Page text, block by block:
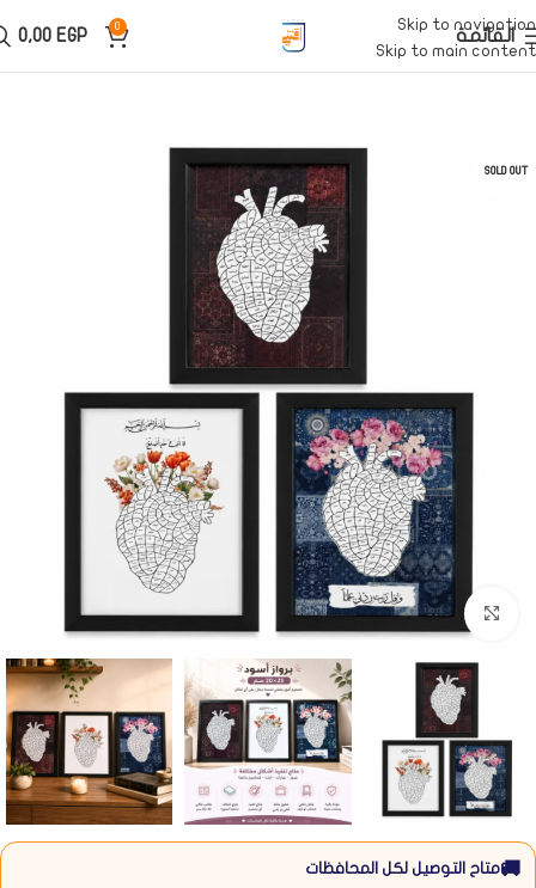
Skip to navigation
Skip to main content
القائمة 0
0,00 EGP
SOLD OUT
Click to enlarge
🚚متاح التوصيل لكل المحافظات